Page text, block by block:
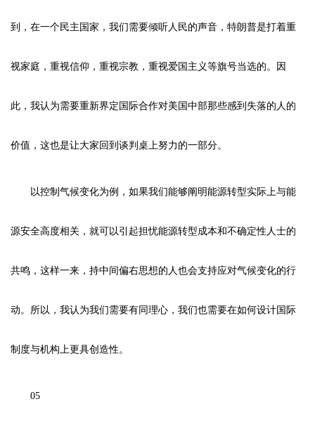
到，在一个民主国家，我们需要倾听人民的声音，特朗普是打着重
视家庭，重视信仰，重视宗教，重视爱国主义等旗号当选的。因
此，我认为需要重新界定国际合作对美国中部那些感到失落的人的
价值，这也是让大家回到谈判桌上努力的一部分。
以控制气候变化为例，如果我们能够阐明能源转型实际上与能
源安全高度相关，就可以引起担忧能源转型成本和不确定性人士的
共鸣，这样一来，持中间偏右思想的人也会支持应对气候变化的行
动。所以，我认为我们需要有同理心，我们也需要在如何设计国际
制度与机构上更具创造性。
05